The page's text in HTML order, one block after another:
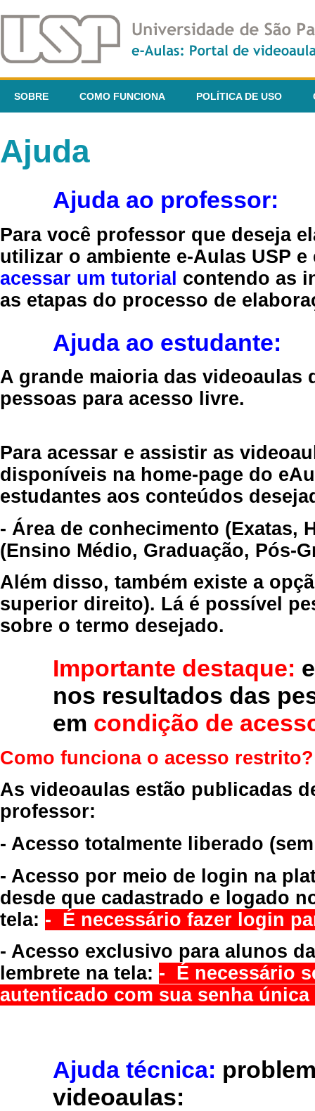
SOBRE COMO FUNCIONA POLÍTICA DE USO
Ajuda
Ajuda ao professor:
Para você professor que deseja
utilizar o ambiente e-Aulas USP
acessar um tutorial contendo as
as etapas do processo de
Ajuda ao estudante:
A grande maioria das videoaulas
pessoas para acesso livre.
Para acessar e assistir as
disponíveis na home-page do
estudantes aos conteúdos
- Área de conhecimento (Exatas,
(Ensino Médio, Graduação, Pós-
Além disso, também existe a
superior direito). Lá é possível
sobre o termo desejado.
Importante destaque:
nos resultados das
em condição de
Como funciona o acesso restrito?
As videoaulas estão publicadas
professor:
- Acesso totalmente liberado
- Acesso por meio de login na
desde que cadastrado e logado
tela: - É necessário fazer login
- Acesso exclusivo para alunos
lembrete na tela: - É necessário
autenticado com sua senha
Ajuda técnica:
videoaulas: